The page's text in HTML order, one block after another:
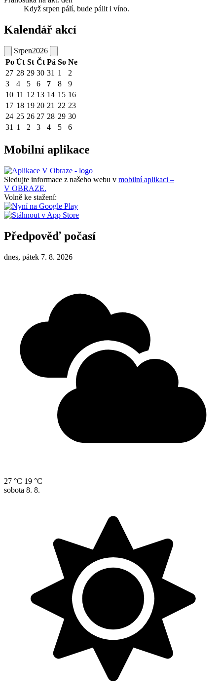
Když srpen pálí, bude pálit i víno.
Kalendář akcí
Srpen2026
Po Út St Čt Pá So Ne
27 28 29 30 31 1
2
3
4 5 6 7 8
9
10 11 12 13 14 15 16
17 18 19 20 21 22 23
24 25 26 27 28 29 30
31 1 2 3 4 5 6
Mobilní aplikace
Sledujte informace z našeho webu v mobilní aplikaci –
V OBRAZE.
Volně ke stažení:
Předpověď počasí
dnes, pátek 7. 8. 2026
27 °C 19 °C
sobota 8. 8.